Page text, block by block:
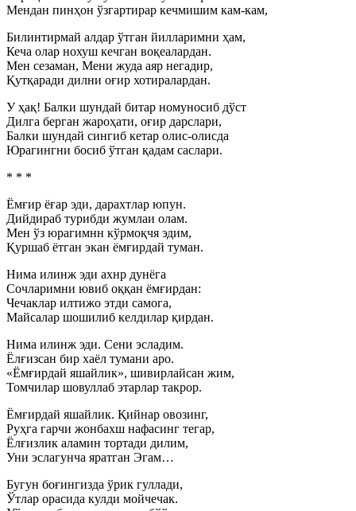
Мендан пинҳон ўзгартирар кечмишим кам-кам,
Билинтирмай алдар ўтган йилларимни ҳам,
Кеча олар нохуш кечган воқеалардан.
Мен сезаман, Мени жуда аяр негадир,
Қутқаради дилни оғир хотиралардан.
У ҳақ! Балки шундай битар номуносиб дўст
Дилга берган жароҳати, оғир дарслари,
Балки шундай сингиб кетар олис-олисда
Юрагингни босиб ўтган қадам саслари.
* * *
Ёмғир ёғар эди, дарахтлар юпун.
Дийдираб турибди жумлаи олам.
Мен ўз юрагимнн кўрмоқчя эдим,
Қуршаб ётган экан ёмғирдай туман.
Нима илинж эди ахнр дунёга
Сочларимни ювиб оққан ёмғирдан:
Чечаклар илтижо этди самога,
Майсалар шошилиб келдилар қирдан.
Нима илинж эди. Сени эсладим.
Ёлғизсан бир хаёл тумани аро.
«Ёмғирдай яшайлик», шивирлайсан жим,
Томчилар шовуллаб этарлар такрор.
Ёмғирдай яшайлик. Қийнар овозинг,
Руҳга гарчи жонбахш нафасинг тегар,
Ёлғизлик аламин тортади дилим,
Уни эслагунча яратган Эгам…
Бугун боғингизда ўрик гуллади,
Ўтлар орасида кулди мойчечак.